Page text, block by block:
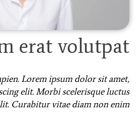
erat volutpat
Lorem ipsum dolor sit amet,
elit. Morbi scelerisque luctus
Curabitur vitae diam non enim…